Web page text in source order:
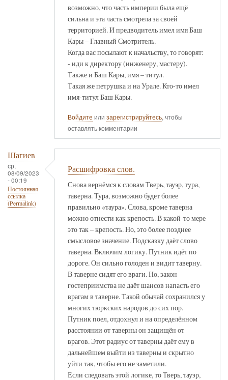
возможно, что часть империи была ещё
сильна и эта часть смотрела за своей
территорией. И предводитель имел имя Баш
Кары – Главный Смотритель.
Когда вас посылают к начальству, то говорят:
- иди к директору (инженеру, мастеру).
Также и Баш Кары, имя – титул.
Такая же петрушка и на Урале. Кто-то имел
имя-титул Баш Кары.
Войдите или зарегистрируйтесь, чтобы
оставлять комментарии
Шагиев
ср,
08/09/2023
- 00:19
Постоянная
ссылка
(Permalink)
Расшифровка слов.
Снова вернёмся к словам Тверь, тауэр, тура,
таверна. Тура, возможно будет более
правильно «таура». Слова, кроме таверна
можно отнести как крепость. В какой-то мере
это так – крепость. Но, это более позднее
смысловое значение. Подсказку даёт слово
таверна. Включим логику. Путник идёт по
дороге. Он сильно голоден и видит таверну.
В таверне сидят его враги. Но, закон
гостеприимства не даёт шансов напасть его
врагам в таверне. Такой обычай сохранился у
многих тюркских народов до сих пор.
Путник поел, отдохнул и на определённом
расстоянии от таверны он защищён от
врагов. Этот радиус от таверны даёт ему в
дальнейшем выйти из таверны и скрытно
уйти так, чтобы его не заметили.
Если следовать этой логике, то Тверь, тауэр,